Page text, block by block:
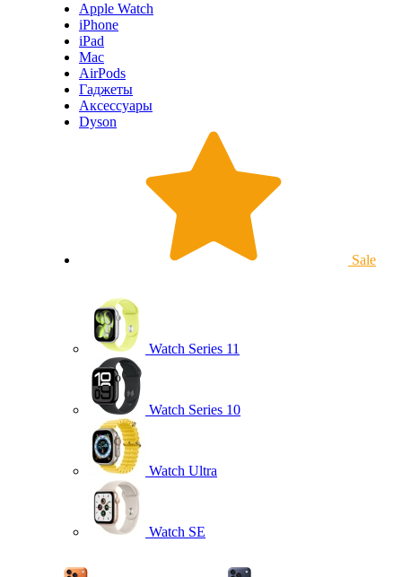
Apple Watch
iPhone
iPad
Mac
AirPods
Гаджеты
Аксессуары
Dyson
Sale
Watch Series 11
Watch Series 10
Watch Ultra
Watch SE